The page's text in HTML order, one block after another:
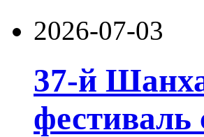
2026-07-03
37-й
фестиваль